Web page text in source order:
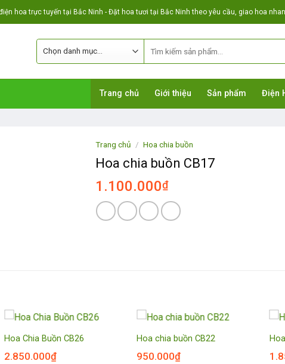
hoa trực tuyến tại Bắc Ninh - Đặt hoa tươi tại Bắc Ninh theo yêu cầu, giao hoa
Trang chủ Giới thiệu Sản phẩm Điện
Trang chủ / Hoa chia buồn
Hoa chia buồn CB17
1.100.000₫
Hoa Chia Buồn CB26
2.850.000₫
Hoa chia buồn CB22
950.000₫